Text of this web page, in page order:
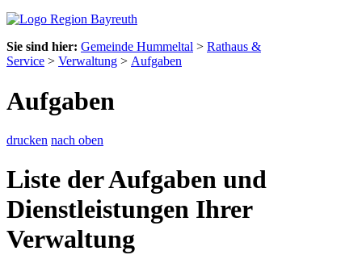
Sie sind hier: Gemeinde Hummeltal > Rathaus &
Service > Verwaltung > Aufgaben
Aufgaben
drucken nach oben
Liste der Aufgaben und
Dienstleistungen Ihrer
Verwaltung